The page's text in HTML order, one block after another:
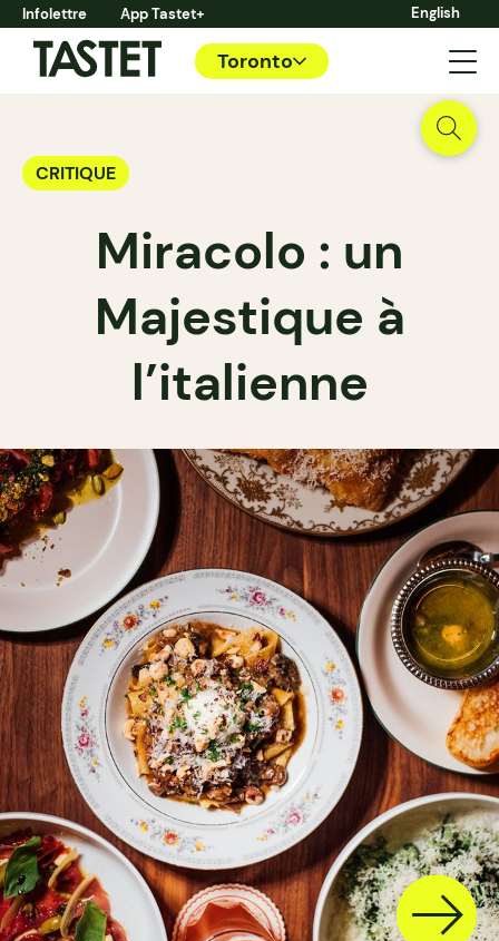
Infolettre App Tastet+ English
Toronto
CRITIQUE
Miracolo : un
Majestique à
l’italienne